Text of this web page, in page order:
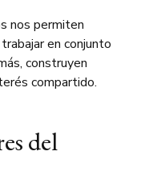
nos permiten
en conjunto
construyen
compartido.
del